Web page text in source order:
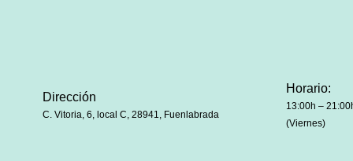
Dirección
C. Vitoria, 6, local C, 28941, Fuenlabrada
Horario:
13:00h –
(Viernes)